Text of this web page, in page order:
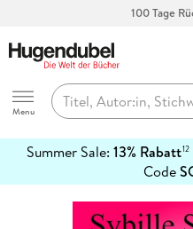
100 Tage
Hugendubel
Menu
Summer Sale: 13% Rabatt12
Code
erfahren